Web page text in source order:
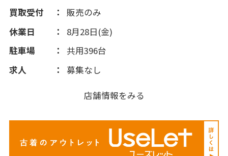
買取受付
販売のみ
休業日
8月28日(金)
駐車場
共用396台
求人
募集なし
店舗情報をみる